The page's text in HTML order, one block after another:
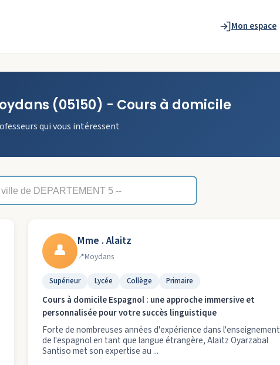
Mon espace
(05150) - Cours à domicile
qui vous intéressent
👤 Mme . Alaitz
Moydans
Supérieur Lycée Collège Primaire
Cours à domicile Espagnol : une approche immersive et
personnalisée pour votre succès linguistique
Forte de nombreuses années d'expérience dans l'enseignement
de l'espagnol en tant que langue étrangère, Alaïtz Oyarzabal
Santiso met son expertise au ...